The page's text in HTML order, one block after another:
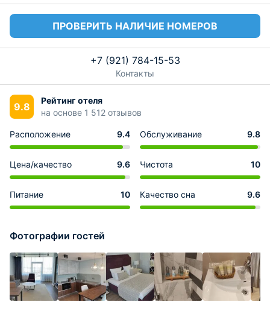
ПРОВЕРИТЬ НАЛИЧИЕ НОМЕРОВ
+7 (921) 784-15-53
Контакты
9.8
Рейтинг отеля
на основе 1 512 отзывов
Расположение 9.4 Обслуживание 9.8
Цена/качество 9.6 Чистота 10
Питание 10 Качество сна 9.6
Фотографии гостей